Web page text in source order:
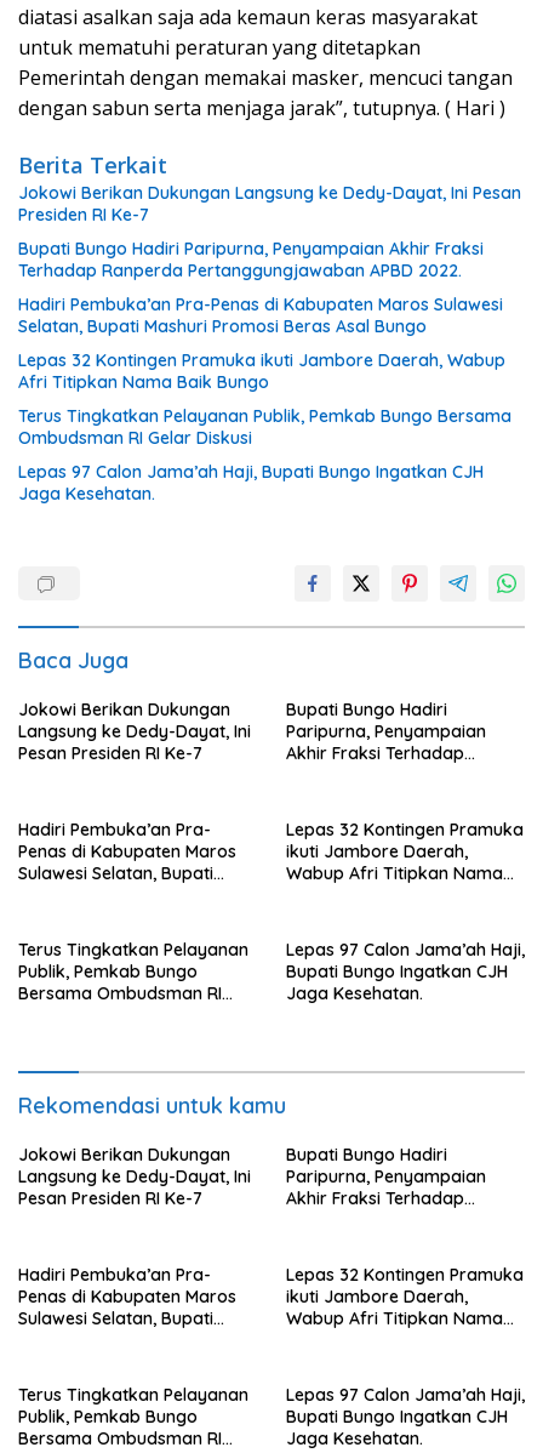
diatasi asalkan saja ada kemaun keras masyarakat
untuk mematuhi peraturan yang ditetapkan
Pemerintah dengan memakai masker, mencuci tangan
dengan sabun serta menjaga jarak”, tutupnya. ( Hari )
Berita Terkait
Jokowi Berikan Dukungan Langsung ke Dedy-Dayat, Ini Pesan
Presiden RI Ke-7
Bupati Bungo Hadiri Paripurna, Penyampaian Akhir Fraksi
Terhadap Ranperda Pertanggungjawaban APBD 2022.
Hadiri Pembuka’an Pra-Penas di Kabupaten Maros Sulawesi
Selatan, Bupati Mashuri Promosi Beras Asal Bungo
Lepas 32 Kontingen Pramuka ikuti Jambore Daerah, Wabup
Afri Titipkan Nama Baik Bungo
Terus Tingkatkan Pelayanan Publik, Pemkab Bungo Bersama
Ombudsman RI Gelar Diskusi
Lepas 97 Calon Jama’ah Haji, Bupati Bungo Ingatkan CJH
Jaga Kesehatan.
Baca Juga
Jokowi Berikan Dukungan
Langsung ke Dedy-Dayat, Ini
Pesan Presiden RI Ke-7
Bupati Bungo Hadiri
Paripurna, Penyampaian
Akhir Fraksi Terhadap
2022.
Hadiri Pembuka’an Pra-
Penas di Kabupaten Maros
Sulawesi Selatan, Bupati
Lepas 32 Kontingen Pramuka
ikuti Jambore Daerah,
Wabup Afri Titipkan Nama
Terus Tingkatkan Pelayanan
Publik, Pemkab Bungo
Bersama Ombudsman RI
Lepas 97 Calon Jama’ah Haji,
Bupati Bungo Ingatkan CJH
Jaga Kesehatan.
Rekomendasi untuk kamu
Jokowi Berikan Dukungan
Langsung ke Dedy-Dayat, Ini
Pesan Presiden RI Ke-7
Bupati Bungo Hadiri
Paripurna, Penyampaian
Akhir Fraksi Terhadap
2022.
Hadiri Pembuka’an Pra-
Penas di Kabupaten Maros
Sulawesi Selatan, Bupati
Lepas 32 Kontingen Pramuka
ikuti Jambore Daerah,
Wabup Afri Titipkan Nama
Terus Tingkatkan Pelayanan
Publik, Pemkab Bungo
Bersama Ombudsman RI
Lepas 97 Calon Jama’ah Haji,
Bupati Bungo Ingatkan CJH
Jaga Kesehatan.